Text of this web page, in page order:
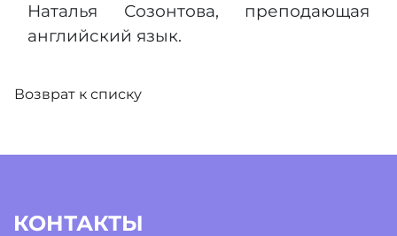
Наталья Созонтова, преподающая
английский язык.​
Возврат к списку
КОНТАКТЫ